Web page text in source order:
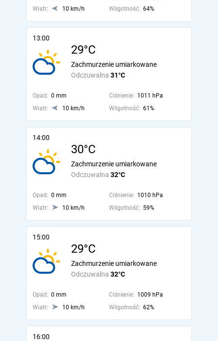
Wiatr:
10 km/h Wilgotność: 64%
13:00
29°C
Odczuwalna 31°C
Zachmurzenie umiarkowane
Opad: 0 mm Ciśnienie: 1011 hPa
Wiatr:
10 km/h Wilgotność: 61%
14:00
30°C
Odczuwalna 32°C
Zachmurzenie umiarkowane
Opad: 0 mm Ciśnienie: 1010 hPa
Wiatr:
10 km/h Wilgotność: 59%
15:00
29°C
Odczuwalna 32°C
Zachmurzenie umiarkowane
Opad: 0 mm Ciśnienie: 1009 hPa
Wiatr:
10 km/h Wilgotność: 62%
16:00